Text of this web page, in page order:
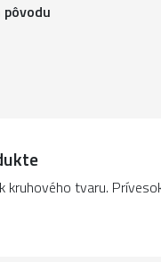
kruhového tvaru.